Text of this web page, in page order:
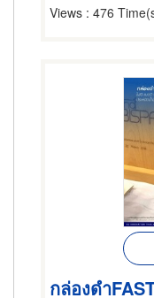
Views : 476
กล่องดำ